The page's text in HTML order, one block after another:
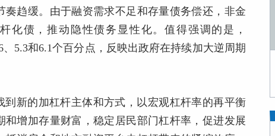
趋缓。由于融资需求不足和存量债务偿还，非金
化债，推动隐性债务显性化。值得强调的是，
5.3和6.1个百分点，反映出政府在持续加大逆周期
新的加杠杆主体和方式，以宏观杠杆率的再平衡
增加存量财富，稳定居民部门杠杆率，促进发展